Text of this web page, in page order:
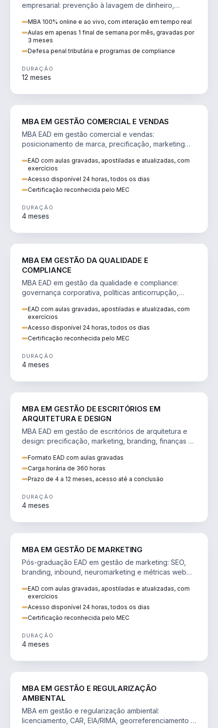
empresarial: prevenção à lavagem de dinheiro,
MBA 100% online e ao vivo, com interação em tempo real
Aulas em apenas 1 final de semana por mês, gravadas por
3 meses
Defesa penal tributária e programas de compliance
DURAÇÃO
12 meses
MBA EM GESTÃO COMERCIAL E VENDAS
MBA EAD em gestão comercial e vendas:
posicionamento de marca, precificação, marketing
EAD com aulas gravadas, apostiladas e atualizadas, com
exercícios
Acesso disponível 24 horas, todos os dias
Certificação reconhecida pelo MEC
DURAÇÃO
4 meses
MBA EM GESTÃO DA QUALIDADE E
COMPLIANCE
MBA EAD em gestão da qualidade e compliance:
governança corporativa, políticas anticorrupção,
EAD com aulas gravadas, apostiladas e atualizadas, com
exercícios
Acesso disponível 24 horas, todos os dias
Certificação reconhecida pelo MEC
DURAÇÃO
4 meses
MBA EM GESTÃO DE ESCRITÓRIOS EM
ARQUITETURA E DESIGN
MBA EAD em gestão de escritórios de arquitetura e
design: precificação, marketing, branding, finanças e
Formato EAD com aulas gravadas
Carga horária de 360 horas
Prazo de 4 a 12 meses, acesso até a conclusão
DURAÇÃO
4 meses
MBA EM GESTÃO DE MARKETING
Pós-graduação EAD em gestão de marketing: SEO,
branding, inbound, neuromarketing e métricas web
EAD com aulas gravadas, apostiladas e atualizadas, com
exercícios
Acesso disponível 24 horas, todos os dias
Certificação reconhecida pelo MEC
DURAÇÃO
4 meses
MBA EM GESTÃO E REGULARIZAÇÃO
AMBIENTAL
MBA em gestão e regularização ambiental:
licenciamento, CAR, EIA/RIMA, georreferenciamento e